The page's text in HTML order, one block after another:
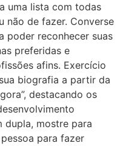
uma lista com todas
não de fazer. Converse
poder reconhecer suas
preferidas e
afins. Exercício
biografia a partir da
destacando os
dupla, mostre para
para fazer